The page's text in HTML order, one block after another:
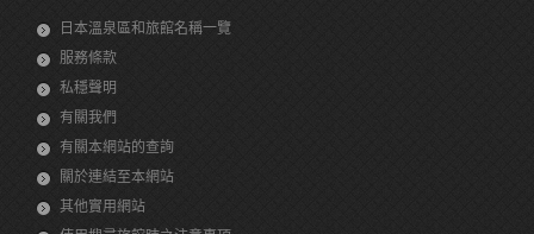
日本溫泉區和旅館名稱一覽
服務條款
私穩聲明
有關我們
有關本網站的查詢
關於連結至本網站
其他實用網站